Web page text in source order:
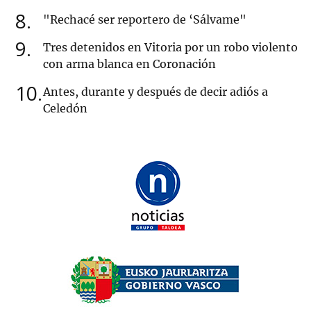
8 "Rechacé ser reportero de ‘Sálvame"
9
Tres detenidos en Vitoria por un robo violento
con arma blanca en Coronación
10 Antes, durante y después de decir adiós a
Celedón